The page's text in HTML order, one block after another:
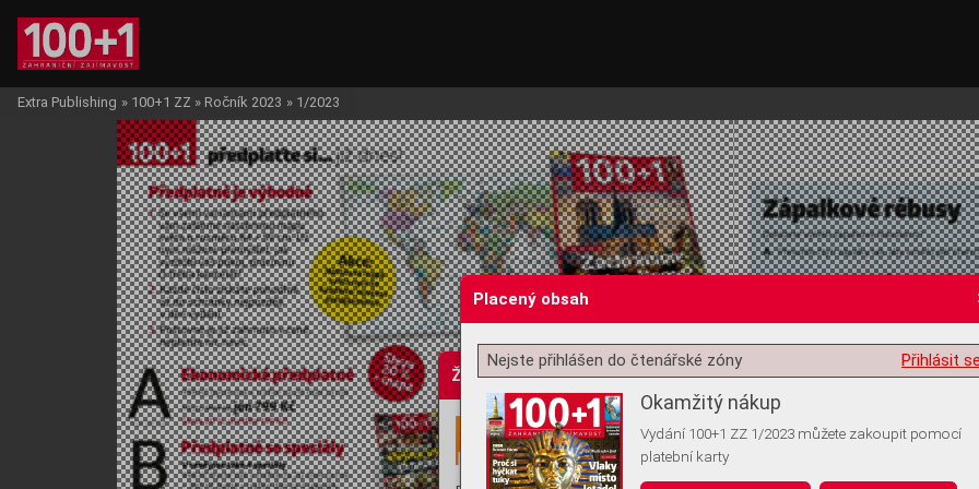
Žádost o souhlas s ukládáním volitelných informací
Extra Publishing » 100+1 ZZ » Ročník 2023 » 1/2023
Placený obsah
Přihlásit
Nejste přihlášen do čtenářské zóny
Okamžitý nákup
Vydání 100+1 ZZ 1/2023 můžete zakoupit pomocí
platební karty